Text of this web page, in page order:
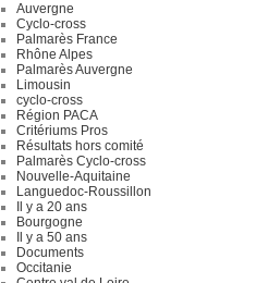
Auvergne
Cyclo-cross
Palmarès France
Rhône Alpes
Palmarès Auvergne
Limousin
cyclo-cross
Région PACA
Critériums Pros
Résultats hors comité
Palmarès Cyclo-cross
Nouvelle-Aquitaine
Languedoc-Roussillon
Il y a 20 ans
Bourgogne
Il y a 50 ans
Documents
Occitanie